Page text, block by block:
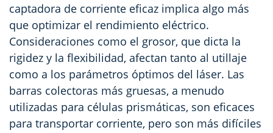
captadora de corriente eficaz implica algo más
que optimizar el rendimiento eléctrico.
Consideraciones como el grosor, que dicta la
rigidez y la flexibilidad, afectan tanto al utillaje
como a los parámetros óptimos del láser. Las
barras colectoras más gruesas, a menudo
utilizadas para células prismáticas, son eficaces
para transportar corriente, pero son más difíciles